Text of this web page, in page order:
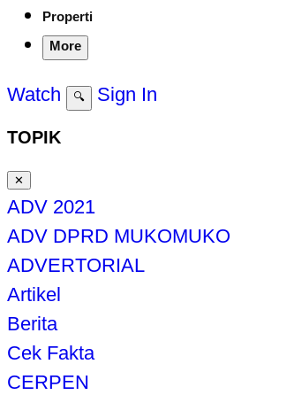
Properti
More
Watch 🔍 Sign In
TOPIK
✕
ADV 2021
ADV DPRD MUKOMUKO
ADVERTORIAL
Artikel
Berita
Cek Fakta
CERPEN